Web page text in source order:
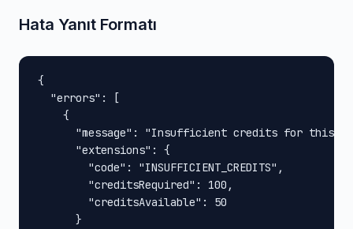
Hata Yanıt Formatı
{
  "errors": [
    {
"message": "Insufficient credits for this
      "extensions": {
        "code": "INSUFFICIENT_CREDITS",
        "creditsRequired": 100,
        "creditsAvailable": 50
      }